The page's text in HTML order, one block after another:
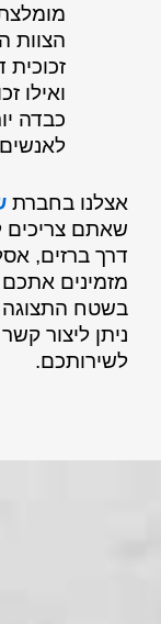
הצוות
זכוכית
ואילו
כבדה
אצלנו בחברת
שאתם
דרך ברזים,
מזמינים
בשטח התצוגה
ניתן ליצור
לשירותכם.